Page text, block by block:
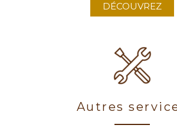
de jardin!
DÉCOUVREZ
Autres